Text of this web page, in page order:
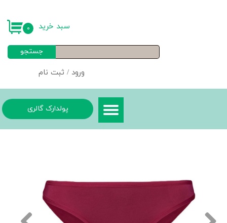
ورود / ثبت نام
خروج از حساب کاربری
جستجو
۰ سبد خرید
پولدارک گالری